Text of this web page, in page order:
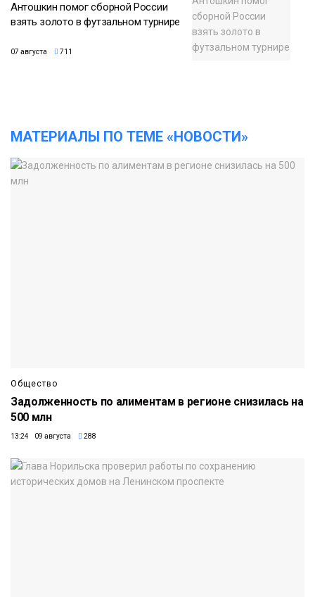
Антошкин помог сборной России
взять золото в футзальном турнире
07 августа 711
МАТЕРИАЛЫ ПО ТЕМЕ «НОВОСТИ»
Общество
Задолженность по алиментам в регионе снизилась на
500 млн
13:24 09 августа 288